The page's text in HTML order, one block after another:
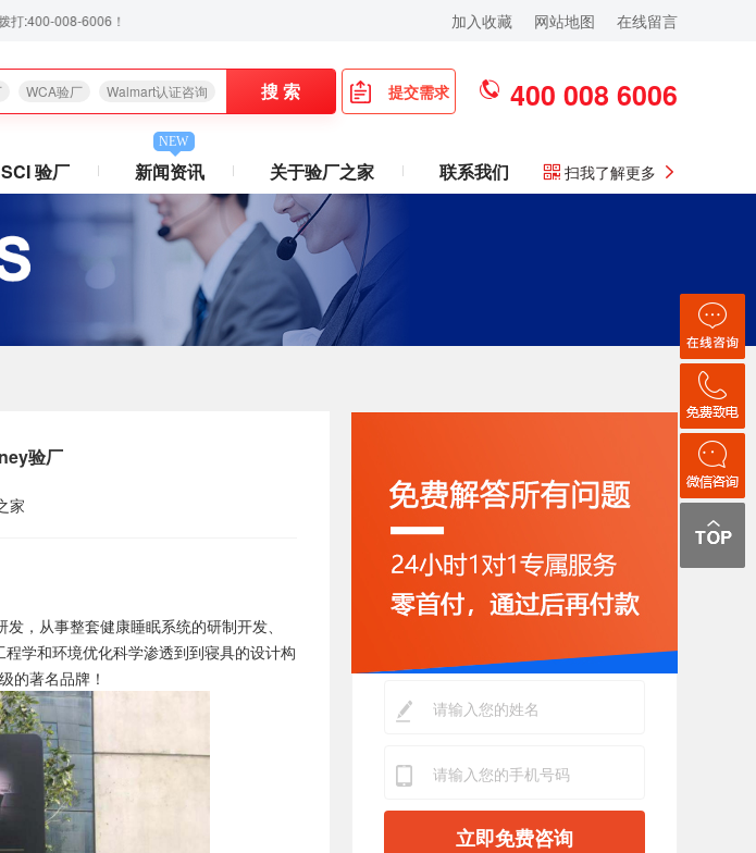
008-6006！ 加入收藏 网站地图 在线留言
WCA验厂 Walmart认证咨询 搜 索 提交需求 400 008 6006
验厂
NEW
新闻资讯 关于验厂之家 联系我们 扫我了解更多
验厂
家
，从事整套健康睡眠系统的研制开发、
学和环境优化科学渗透到到寝具的设计构
的著名品牌！
立即免费咨询